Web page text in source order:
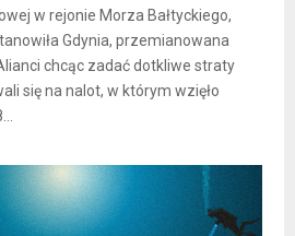
w rejonie Morza Bałtyckiego,
Gdynia, przemianowana
chcąc zadać dotkliwe straty
się na nalot, w którym wzięło